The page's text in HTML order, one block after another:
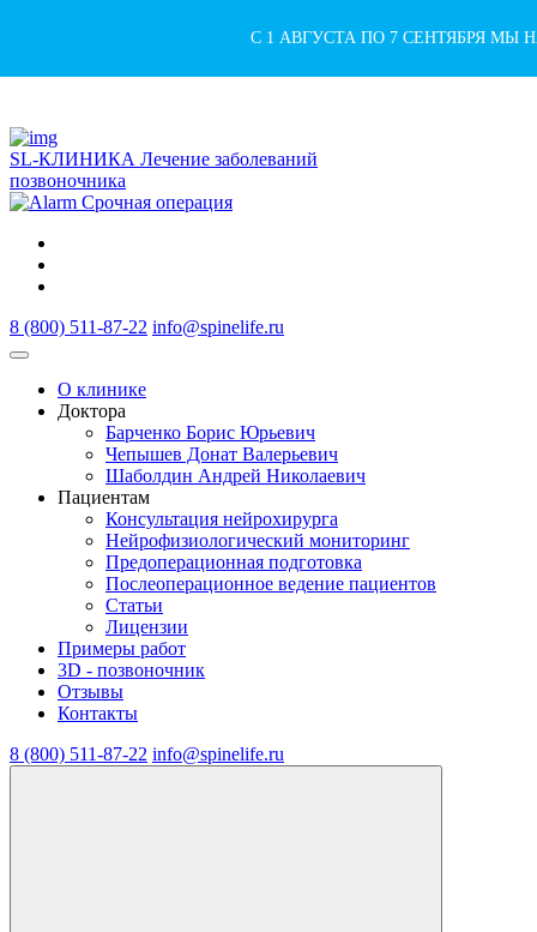
С 1 АВГУСТА ПО 7 СЕНТЯБРЯ МЫ
SL-КЛИНИКА Лечение заболеваний
позвоночника
Срочная операция
8 (800) 511-87-22 info@spinelife.ru
О клинике
Доктора
Барченко Борис Юрьевич
Чепышев Донат Валерьевич
Шаболдин Андрей Николаевич
Пациентам
Консультация нейрохирурга
Нейрофизиологический мониторинг
Предоперационная подготовка
Послеоперационное ведение пациентов
Статьи
Лицензии
Примеры работ
3D - позвоночник
Отзывы
Контакты
8 (800) 511-87-22 info@spinelife.ru